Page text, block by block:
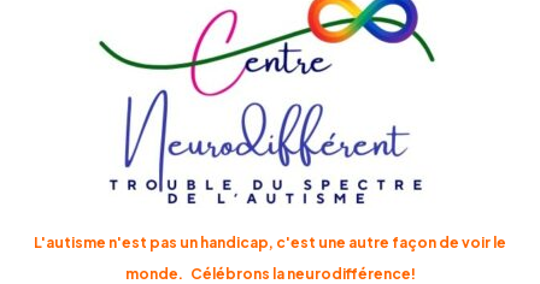
L'autisme n'est pas un handicap, c'est une autre façon de voir le
monde. Célébrons la neurodifférence!